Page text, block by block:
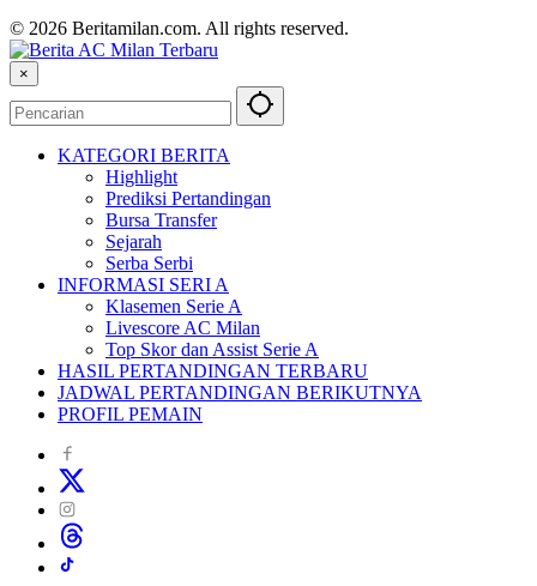
© 2026 Beritamilan.com. All rights reserved.
×
KATEGORI BERITA
Highlight
Prediksi Pertandingan
Bursa Transfer
Sejarah
Serba Serbi
INFORMASI SERI A
Klasemen Serie A
Livescore AC Milan
Top Skor dan Assist Serie A
HASIL PERTANDINGAN TERBARU
JADWAL PERTANDINGAN BERIKUTNYA
PROFIL PEMAIN